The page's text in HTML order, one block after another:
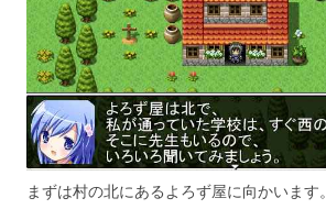
まずは村の北にあるよろず屋に向かいます。